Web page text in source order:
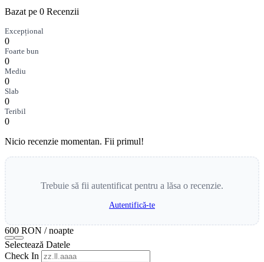
Bazat pe 0 Recenzii
Excepțional
0
Foarte bun
0
Mediu
0
Slab
0
Teribil
0
Nicio recenzie momentan. Fii primul!
Trebuie să fii autentificat pentru a lăsa o recenzie.
Autentifică-te
600 RON / noapte
Selectează Datele
Check In